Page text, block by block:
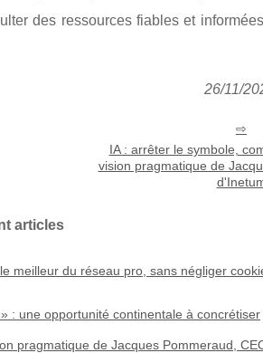
des ressources fiables et
26/11/
IA : arrêter le symbole,
vision pragmatique de
articles
meilleur du réseau pro, sans négliger
: une opportunité continentale à concrétiser
pragmatique de Jacques Pommeraud,